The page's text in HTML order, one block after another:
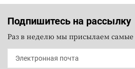
Подпишитесь на рассылку
Раз в неделю мы присылаем самые